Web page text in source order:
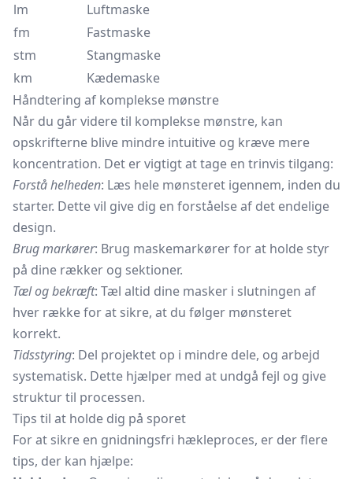
lm
Luftmaske
fm
Fastmaske
stm
Stangmaske
km
Kædemaske
Håndtering af komplekse mønstre
Når du går videre til komplekse mønstre, kan
opskrifterne blive mindre intuitive og kræve mere
koncentration. Det er vigtigt at tage en trinvis tilgang:
Forstå helheden: Læs hele mønsteret igennem, inden du
starter. Dette vil give dig en forståelse af det endelige
design.
Brug markører: Brug maskemarkørerfor at holde styr
på dine rækker og sektioner.
Tæl og bekræft: Tæl altid dine masker i slutningen af
hver række for at sikre, at du følger mønsteret
korrekt.
Tidsstyring: Del projektet op i mindre dele, og arbejd
systematisk. Dette hjælper med at undgå fejl og give
struktur til processen.
Tips til at holde dig på sporet
For at sikre en gnidningsfri hækleproces, er der flere
tips, der kan hjælpe: